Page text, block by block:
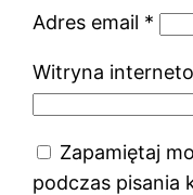
Adres email *
Witryna
Zapamiętaj
podczas pisania